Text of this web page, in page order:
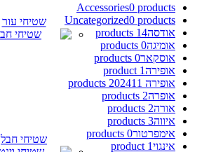
שטיחי עור
שטיחי חבל
Accessories0 products
Uncategorized0 products
אודסה14 products
אומיגה0 products
אוסקאר0 products
אופירה1 product
אופירה 2024 11 products
אופרה2 products
אורה2 products
איווה3 products
אימפרטור0 products
אינגוי1 product